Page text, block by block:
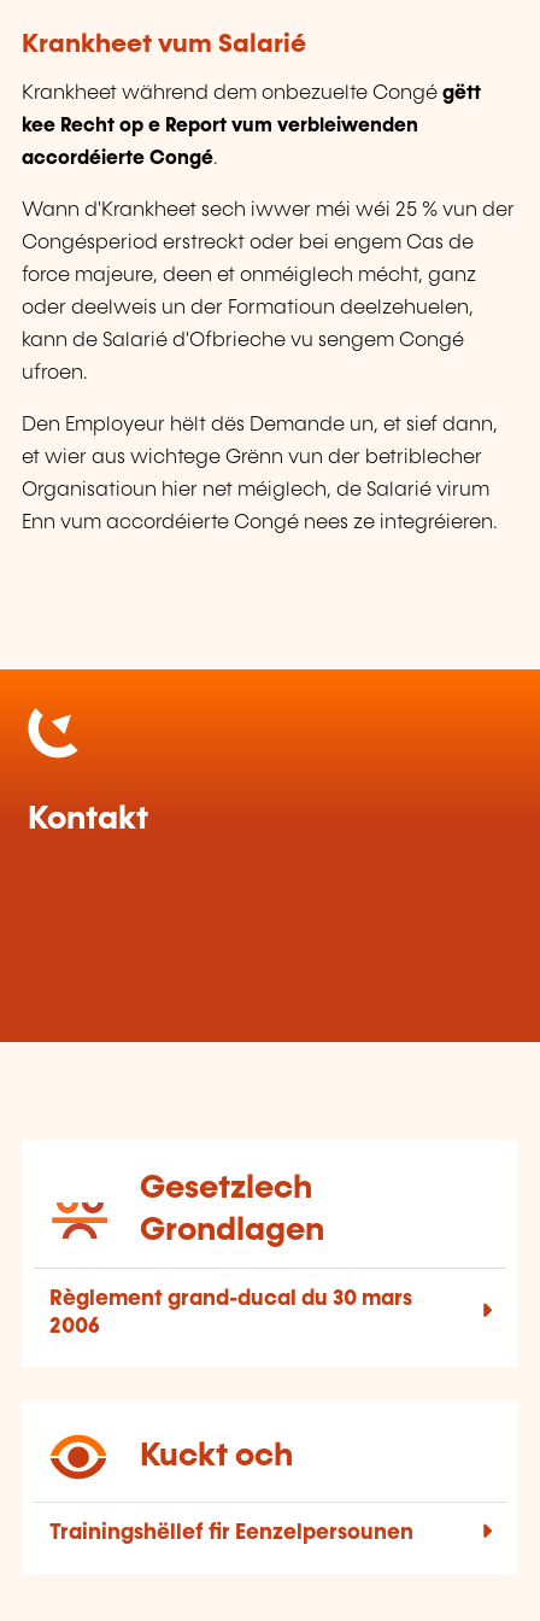
Krankheet vum Salarié
Krankheet während dem onbezuelte Congé gëtt
kee Recht op e Report vum verbleiwenden
accordéierte Congé.
Wann d'Krankheet sech iwwer méi wéi 25 % vun der
Congésperiod erstreckt oder bei engem Cas de
force majeure, deen et onméiglech mécht, ganz
oder deelweis un der Formatioun deelzehuelen,
kann de Salarié d'Ofbrieche vu sengem Congé
ufroen.
Den Employeur hëlt dës Demande un, et sief dann,
et wier aus wichtege Grënn vun der betriblecher
Organisatioun hier net méiglech, de Salarié virum
Enn vum accordéierte Congé nees ze integréieren.
Kontakt
Gesetzlech
Grondlagen
Règlement grand-ducal du 30 mars
2006
Kuckt och
Trainingshëllef fir Eenzelpersounen